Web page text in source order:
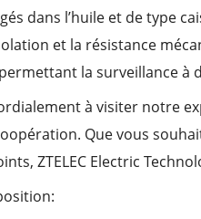
dans l’huile et de type
et la résistance
la surveillance
à visiter notre
Que vous
ZTELEC Electric